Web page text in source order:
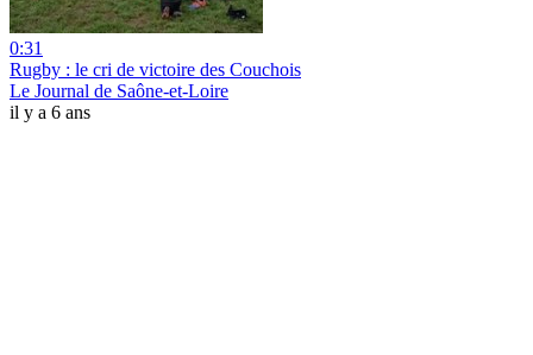
0:31
Rugby : le cri de victoire des Couchois
Le Journal de Saône-et-Loire
il y a 6 ans